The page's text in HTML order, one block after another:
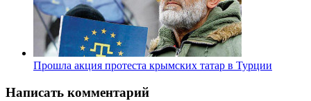
Прошла акция протеста крымских татар в Турции
Написать комментарий